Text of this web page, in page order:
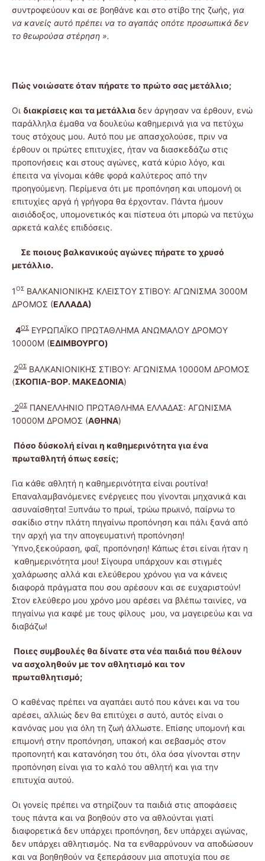
συντροφεύουν και σε βοηθάνε και στο στίβο της ζωής, για
να κανείς αυτό πρέπει να το αγαπάς οπότε προσωπικά δεν
το θεωρούσα στέρηση ».
Πώς νοιώσατε όταν πήρατε το πρώτο σας μετάλλιο;
Οι διακρίσεις και τα μετάλλια δεν άργησαν να έρθουν, ενώ
παράλληλα έμαθα να δουλεύω καθημερινά για να πετύχω
τους στόχους μου. Αυτό που με απασχολούσε, πριν να
έρθουν οι πρώτες επιτυχίες, ήταν να διασκεδάζω στις
προπονήσεις και στους αγώνες, κατά κύριο λόγο, και
έπειτα να γίνομαι κάθε φορά καλύτερος από την
προηγούμενη. Περίμενα ότι με προπόνηση και υπομονή οι
επιτυχίες αργά ή γρήγορα θα έρχονταν. Πάντα ήμουν
αισιόδοξος, υπομονετικός και πίστευα ότι μπορώ να πετύχω
αρκετά καλές επιδόσεις.
Σε ποιους βαλκανικούς αγώνες πήρατε το χρυσό
μετάλλιο.
1ΟΣ ΒΑΛΚΑΝΙΟΝΙΚΗΣ ΚΛΕΙΣΤΟΥ ΣΤΙΒΟΥ: ΑΓΩΝΙΣΜΑ 3000M
ΔΡΟΜΟΣ (ΕΛΛΑΔΑ)
4ΟΣ ΕΥΡΩΠΑΪΚΟ ΠΡΩΤΑΘΛΗΜΑ ΑΝΩΜΑΛΟΥ ΔΡΟΜΟΥ
10000M (ΕΔΙΜΒΟΥΡΓΟ)
2ΟΣ ΒΑΛΚΑΝΙΟΝΙΚΗΣ ΣΤΙΒΟΥ: ΑΓΩΝΙΣΜΑ 10000M ΔΡΟΜΟΣ
(ΣΚΟΠΙΑ-ΒΟΡ. ΜΑΚΕΔΟΝΙΑ)
2ΟΣ ΠΑΝΕΛΛΗΝΙΟ ΠΡΩΤΑΘΛΗΜΑ ΕΛΛΑΔΑΣ: ΑΓΩΝΙΣΜΑ
10000M ΔΡΟΜΟΣ (ΑΘΗΝΑ)
Πόσο δύσκολή είναι η καθημερινότητα για ένα
πρωταθλητή όπως εσείς;
Για κάθε αθλητή η καθημερινότητα είναι ρουτίνα!
Επαναλαμβανόμενες ενέργειες που γίνονται μηχανικά και
ασυναίσθητα! Ξυπνάω το πρωί, τρώω πρωινό, παίρνω το
σακίδιο στην πλάτη πηγαίνω προπόνηση και πάλι ξανά από
την αρχή για την απογευματινή προπόνηση!
Ύπνο,ξεκούραση, φαΐ, προπόνηση! Κάπως έτσι είναι ήταν η
καθημερινότητα μου! Σίγουρα υπάρχουν και στιγμές
χαλάρωσης αλλά και ελεύθερου χρόνου για να κάνεις
διαφορά πράγματα που σου αρέσουν και σε ευχαριστούν!
Στον ελεύθερο μου χρόνο μου αρέσει να βλέπω ταινίες, να
πηγαίνω για καφέ με τους φίλους μου, να μαγειρεύω και να
διαβάζω!
Ποιες συμβουλές θα δίνατε στα νέα παιδιά που θέλουν
να ασχοληθούν με τον αθλητισμό και τον
πρωταθλητισμό;
Ο καθένας πρέπει να αγαπάει αυτό που κάνει και να του
αρέσει, αλλιώς δεν θα επιτύχει σ αυτό, αυτός είναι ο
κανόνας μου για όλη τη ζωή άλλωστε. Επίσης υπομονή και
επιμονή στην προπόνηση, υπακοή και σεβασμός στον
προπονητή και κατανόηση του ότι, όλα όσα γίνονται στην
προπόνηση είναι για το καλό του αθλητή και για την
επιτυχία αυτού.
Οι γονείς πρέπει να στηρίζουν τα παιδιά στις αποφάσεις
τους πάντα και να βοηθούν στο να αθλούνται γιατί
διαφορετικά δεν υπάρχει προπόνηση, δεν υπάρχει αγώνας,
δεν υπάρχει αθλητισμός. Να τα ενθαρρύνουν να αποδώσουν
και να βοηθηθούν να ξεπεράσουν μια αποτυχία που σε